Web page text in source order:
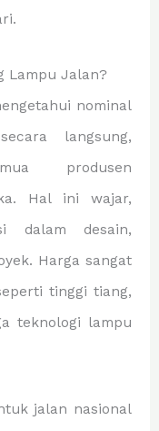
Lampu Jalan?
nominal
langsung,
produsen
Hal ini wajar,
dalam desain,
Harga sangat
tinggi tiang,
teknologi lampu
jalan nasional